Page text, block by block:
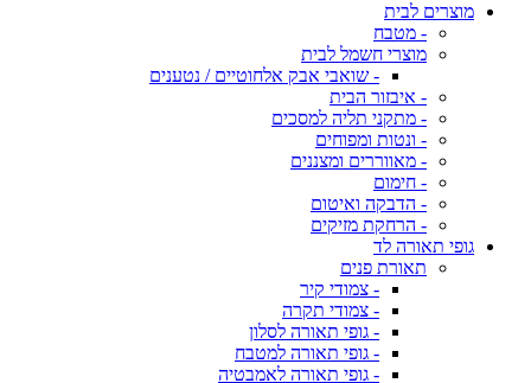
מוצרים לבית
- מטבח
מוצרי חשמל לבית
- שואבי אבק אלחוטיים / נטענים
- איבזור הבית
- מתקני תליה למסכים
- ונטות ומפוחים
- מאווררים ומצננים
- חימום
- הדבקה ואיטום
- הרחקת מזיקים
גופי תאורה לד
תאורת פנים
- צמודי קיר
- צמודי תקרה
- גופי תאורה לסלון
- גופי תאורה למטבח
- גופי תאורה לאמבטיה